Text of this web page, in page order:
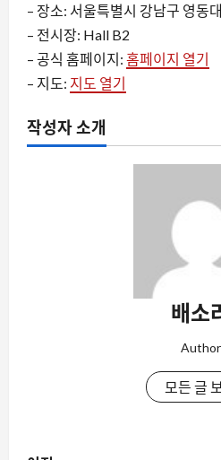
– 장소: 서울특별시 강남구 영동
– 전시장: Hall B2
– 공식 홈페이지: 홈페이지 열기
– 지도: 지도 열기
작성자 소개
배소
Author
모든 글